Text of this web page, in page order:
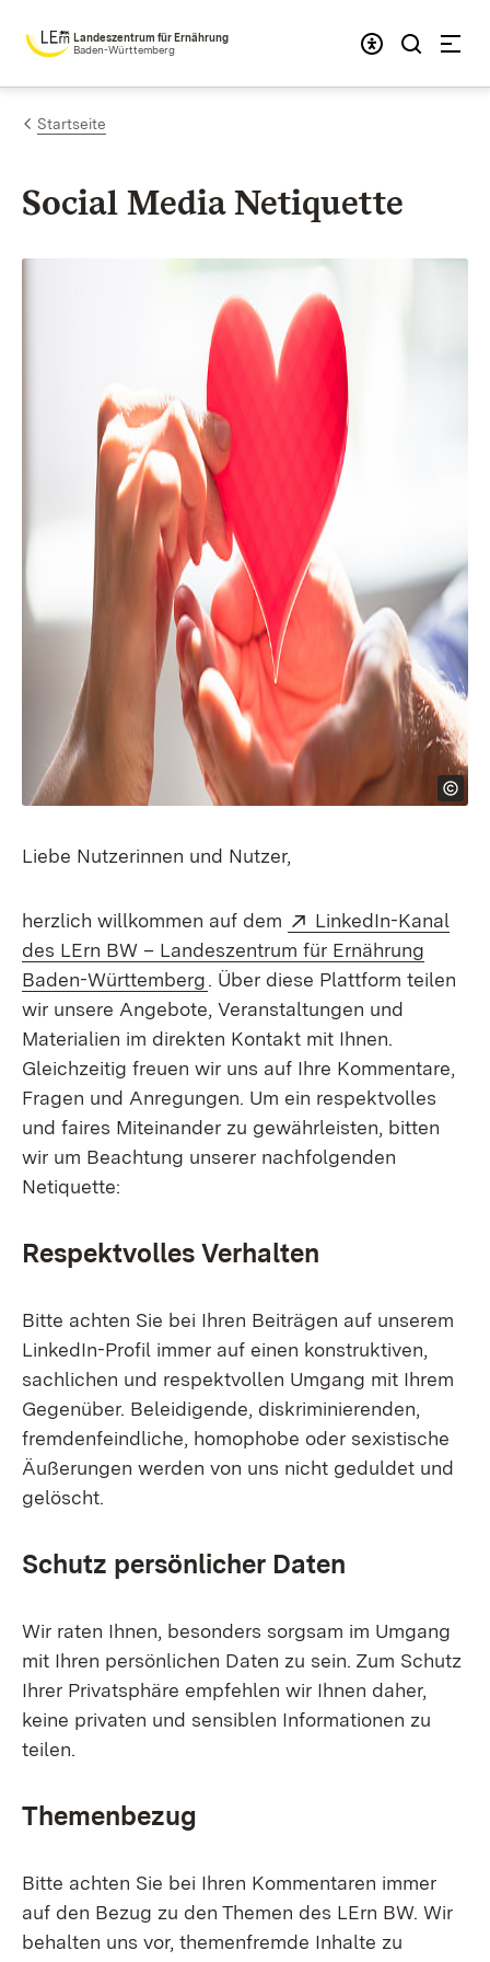
Zum Inhalt springen
Landeszentrum für Ernährung
Baden-Württemberg
Startseite
Social Media Netiquette
Liebe Nutzerinnen und Nutzer,
herzlich willkommen auf dem Extern:
LinkedIn-Kanal
des LErn BW ­­­– Landeszentrum für Ernährung
Baden-Württemberg (Öffnet in neuem Fenster)
. Über diese Plattform teilen
wir unsere Angebote, Veranstaltungen und
Materialien im direkten Kontakt mit Ihnen.
Gleichzeitig freuen wir uns auf Ihre Kommentare,
Fragen und Anregungen. Um ein respektvolles
und faires Miteinander zu gewährleisten, bitten
wir um Beachtung unserer nachfolgenden
Netiquette:
Respektvolles Verhalten
Bitte achten Sie bei Ihren Beiträgen auf unserem
LinkedIn-Profil immer auf einen konstruktiven,
sachlichen und respektvollen Umgang mit Ihrem
Gegenüber. Beleidigende, diskriminierenden,
fremdenfeindliche, homophobe oder sexistische
Äußerungen werden von uns nicht geduldet und
gelöscht.
Schutz persönlicher Daten
Wir raten Ihnen, besonders sorgsam im Umgang
mit Ihren persönlichen Daten zu sein. Zum Schutz
Ihrer Privatsphäre empfehlen wir Ihnen daher,
keine privaten und sensiblen Informationen zu
teilen.
Themenbezug
Bitte achten Sie bei Ihren Kommentaren immer
auf den Bezug zu den Themen des LErn BW. Wir
behalten uns vor, themenfremde Inhalte zu